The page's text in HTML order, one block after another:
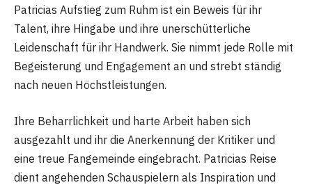
Patricias Aufstieg zum Ruhm ist ein Beweis für ihr
Talent, ihre Hingabe und ihre unerschütterliche
Leidenschaft für ihr Handwerk. Sie nimmt jede Rolle mit
Begeisterung und Engagement an und strebt ständig
nach neuen Höchstleistungen.
Ihre Beharrlichkeit und harte Arbeit haben sich
ausgezahlt und ihr die Anerkennung der Kritiker und
eine treue Fangemeinde eingebracht. Patricias Reise
dient angehenden Schauspielern als Inspiration und